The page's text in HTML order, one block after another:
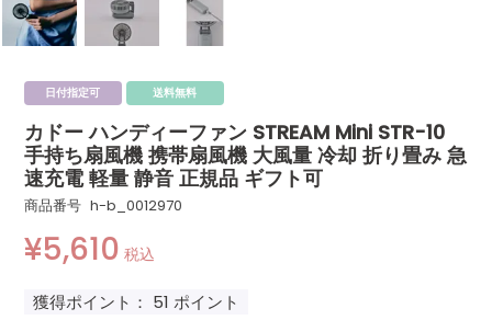
日付指定可 送料無料
カドー ハンディーファン STREAM Mini STR-10
手持ち扇風機 携帯扇風機 大風量 冷却 折り畳み 急
速充電 軽量 静音 正規品 ギフト可
商品番号 h-b_0012970
¥5,610 税込
獲得ポイント： 51 ポイント